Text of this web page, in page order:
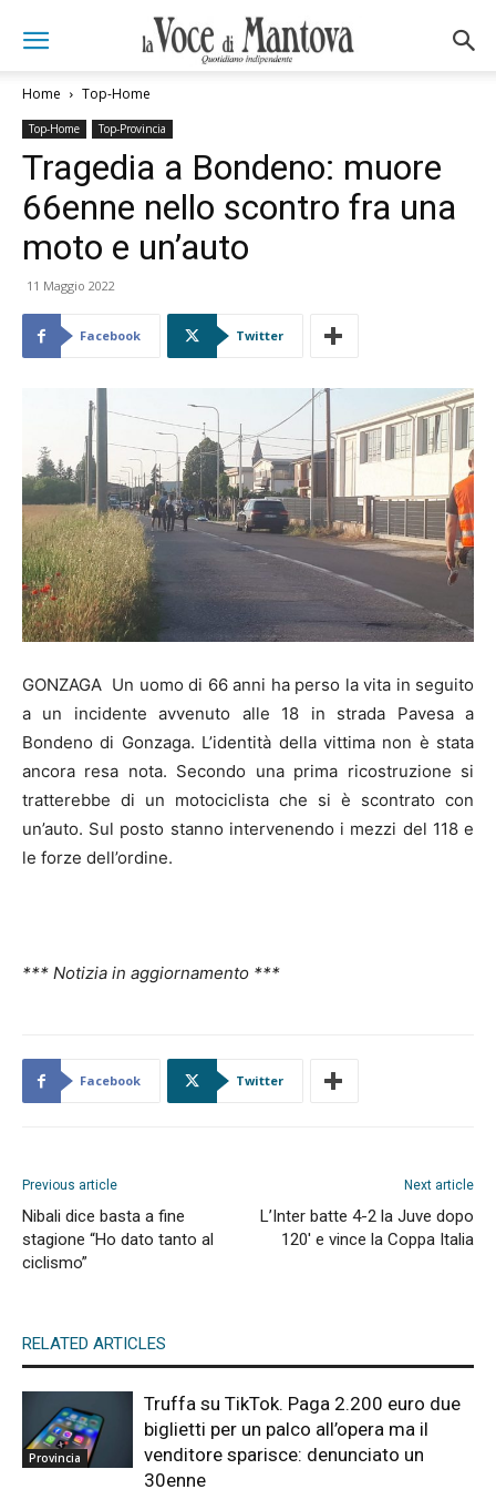
Home Top-Home
Top-Home Top-Provincia
Tragedia a Bondeno: muore
66enne nello scontro fra una
moto e un’auto
11 Maggio 2022
Facebook Twitter
GONZAGA Un uomo di 66 anni ha perso la vita in seguito
a un incidente avvenuto alle 18 in strada Pavesa a
Bondeno di Gonzaga. L’identità della vittima non è stata
ancora resa nota. Secondo una prima ricostruzione si
tratterebbe di un motociclista che si è scontrato con
un’auto. Sul posto stanno intervenendo i mezzi del 118 e
le forze dell’ordine.
*** Notizia in aggiornamento ***
Facebook Twitter
Previous article
Nibali dice basta a fine
stagione “Ho dato tanto al
ciclismo”
Next article
L’Inter batte 4-2 la Juve dopo
120′ e vince la Coppa Italia
RELATED ARTICLES
Provincia
Truffa su TikTok. Paga 2.200 euro due
biglietti per un palco all’opera ma il
venditore sparisce: denunciato un
30enne